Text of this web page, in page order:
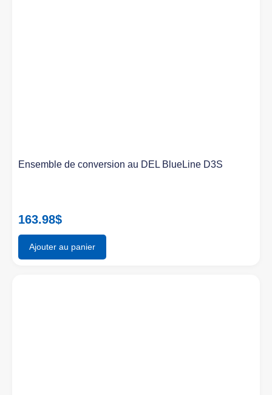
Ensemble de conversion au DEL BlueLine D3S
163.98$
Ajouter au panier